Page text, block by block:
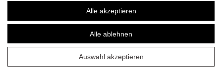
© Copyright 2026 | Alle Rechte vorbehalten. -
Sole Runner Barfußschuhe | Realisation
colornativ /
Alle akzeptieren
Alle ablehnen
Auswahl akzeptieren